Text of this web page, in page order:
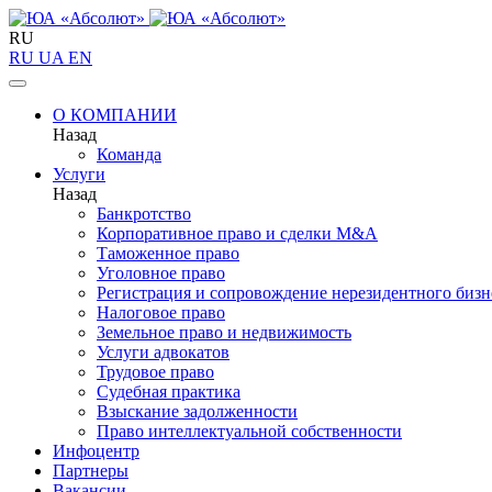
RU
RU UA EN
О КОМПАНИИ
Назад
Команда
Услуги
Назад
Банкротство
Корпоративное право и сделки M&A
Таможенное право
Уголовное право
Регистрация и сопровождение нерезидентного
Налоговое право
Земельное право и недвижимость
Услуги адвокатов
Трудовое право
Судебная практика
Взыскание задолженности
Право интеллектуальной собственности
Инфоцентр
Партнеры